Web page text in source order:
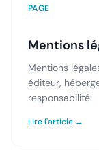
PAGE
Mentions
Mentions
éditeur,
responsabilité.
Lire l'article →